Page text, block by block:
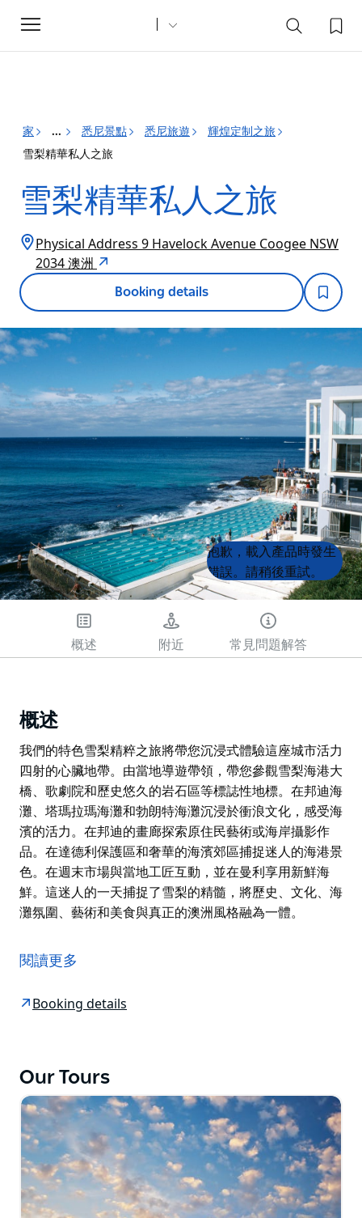
Toggle
navigation
家 ... 悉尼景點 悉尼旅遊
輝煌定制之旅
雪梨精華私人之旅
雪梨精華私人之旅
Physical Address 9 Havelock Avenue Coogee NSW
2034 澳洲
Booking details
Product
List
Product
List
抱歉，載入產品時發生
錯誤。請稍後重試。
概述 附近 常見問題解答
概述
我們的特色雪梨精粹之旅將帶您沉浸式體驗這座城市活力
四射的心臟地帶。由當地導遊帶領，帶您參觀雪梨海港大
橋、歌劇院和歷史悠久的岩石區等標誌性地標。在邦迪海
灘、塔瑪拉瑪海灘和勃朗特海灘沉浸於衝浪文化，感受海
濱的活力。在邦迪的畫廊探索原住民藝術或海岸攝影作
品。在達德利保護區和奢華的海濱郊區捕捉迷人的海港景
色。在週末市場與當地工匠互動，並在曼利享用新鮮海
鮮。這迷人的一天捕捉了雪梨的精髓，將歷史、文化、海
灘氛圍、藝術和美食與真正的澳洲風格融為一體。
四射的心臟地帶。由當地導遊帶領，帶您參觀雪梨海港大
橋、歌劇院和歷史悠久的岩石區等標誌性地標。在邦迪海
濱的活力。在邦迪的畫廊探索原住民藝術或海岸攝影作
鮮。這迷人的一天捕捉了雪梨的精髓，將歷史、文化、海
灘氛圍、藝術和美食與真正的澳洲風格融為一體。
閱讀更多
Booking details
Our Tours